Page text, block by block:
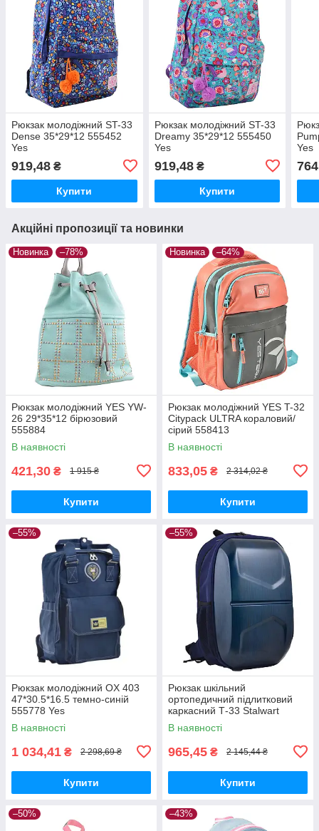
Рюкзак молодіжний ST-33
Dense 35*29*12 555452
Yes
919,48 ₴
Купити
Рюкзак молодіжний ST-33
Dreamy 35*29*12 555450
Yes
919,48₴
Купити
Yes
Акційні пропозиції та новинки
Новинка –78%
Рюкзак молодіжний YES YW-
26 29*35*12 бірюзовий
555884
В наявності
421,30 ₴ 1 915 ₴
Купити
Новинка –64%
Рюкзак молодіжний YES T-32
Citypack ULTRA кораловий/
сірий 558413
В наявності
833,05 ₴ 2 314,02 ₴
Купити
–55%
Рюкзак молодіжний OX 403
47*30.5*16.5 темно-синій
555778 Yes
В наявності
1 034,41 ₴ 2 298,69 ₴
Купити
–55%
Рюкзак шкільний
ортопедичний підлитковий
каркасний Т-33 Stalwart
44.5*29.5*14.5 555521 Yes
В наявності
965,45 ₴ 2 145,44 ₴
Купити
–50% –43%